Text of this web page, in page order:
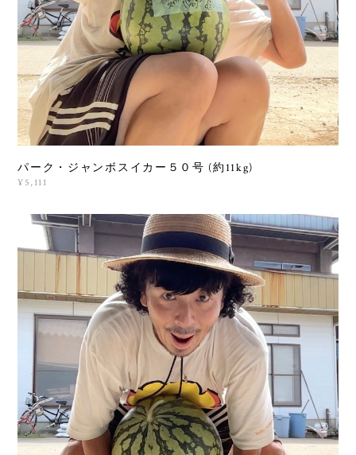
パーク・ジャンボスイカー５０号 (約11kg)
¥5,111